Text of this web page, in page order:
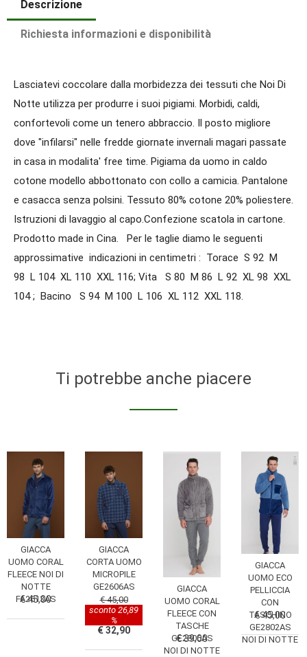
Descrizione
Richiesta informazioni e disponibilità
Lasciatevi coccolare dalla morbidezza dei tessuti che Noi Di
Notte utilizza per produrre i suoi pigiami. Morbidi, caldi,
confortevoli come un tenero abbraccio. Il posto migliore
dove "infilarsi" nelle fredde giornate invernali magari passate
in casa in modalita' free time. Pigiama da uomo in caldo
cotone modello abbottonato con collo a camicia. Pantalone
e casacca senza polsini. Tessuto 80% cotone 20% poliestere.
Istruzioni di lavaggio al capo.Confezione scatola in cartone.
Prodotto made in Cina. Per le taglie diamo le seguenti
approssimative indicazioni in centimetri : Torace S 92 M
98 L 104 XL 110 XXL 116; Vita S 80 M 86 L 92 XL 98 XXL
104 ; Bacino S 94 M 100 L 106 XL 112 XXL 118.
Ti potrebbe anche piacere
GIACCA
UOMO CORAL
FLEECE NOI DI
NOTTE
FA2613AS
€ 45,00
GIACCA
CORTA UOMO
MICROPILE
GE2606AS
€ 45,00
sconto 26,89
%
€ 32,90
GIACCA
UOMO CORAL
FLEECE CON
TASCHE
GE2806AS
NOI DI NOTTE
€ 39,00
GIACCA
UOMO ECO
PELLICCIA
CON
TASCHINO
GE2802AS
NOI DI NOTTE
€ 45,00